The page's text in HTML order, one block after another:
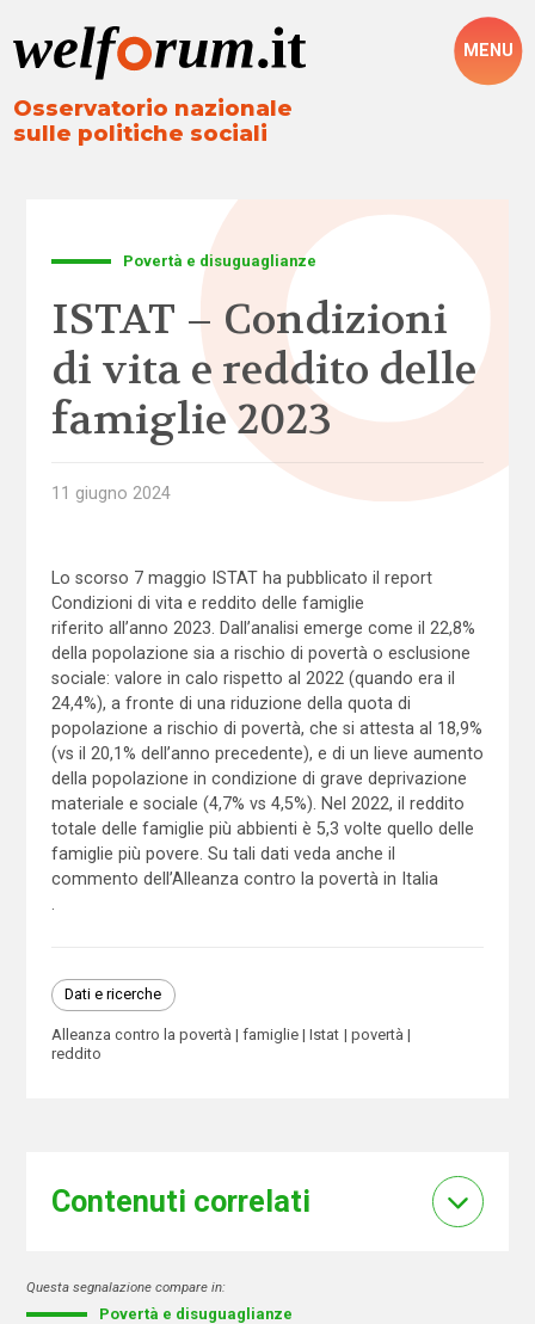
Osservatorio nazionale
sulle politiche sociali
MENU
Povertà e disuguaglianze
ISTAT – Condizioni
di vita e reddito delle
famiglie 2023
11 giugno 2024
Lo scorso 7 maggio ISTAT ha pubblicato il report
Condizioni di vita e reddito delle famiglie
riferito all’anno 2023. Dall’analisi emerge come il 22,8%
della popolazione sia a rischio di povertà o esclusione
sociale: valore in calo rispetto al 2022 (quando era il
24,4%), a fronte di una riduzione della quota di
popolazione a rischio di povertà, che si attesta al 18,9%
(vs il 20,1% dell’anno precedente), e di un lieve aumento
della popolazione in condizione di grave deprivazione
materiale e sociale (4,7% vs 4,5%). Nel 2022, il reddito
totale delle famiglie più abbienti è 5,3 volte quello delle
famiglie più povere. Su tali dati veda anche il
commento dell’Alleanza contro la povertà in Italia
Dati e ricerche
Alleanza contro la povertà famiglie Istat
povertà
reddito
Contenuti correlati
Questa segnalazione compare in:
Povertà e disuguaglianze